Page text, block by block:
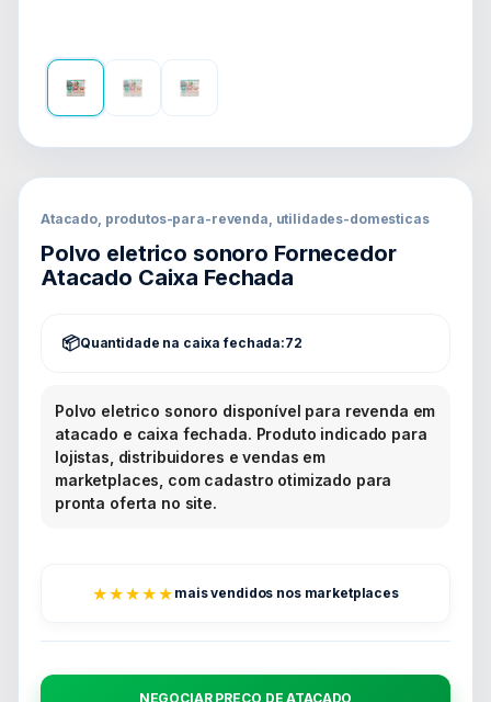
Atacado, produtos-para-revenda, utilidades-domesticas
Polvo eletrico sonoro Fornecedor
Atacado Caixa Fechada
Quantidade na caixa fechada:72
Polvo eletrico sonoro disponível para revenda em
atacado e caixa fechada. Produto indicado para
lojistas, distribuidores e vendas em
marketplaces, com cadastro otimizado para
pronta oferta no site.
★★★★★ mais vendidos nos marketplaces
NEGOCIAR PREÇO DE ATACADO